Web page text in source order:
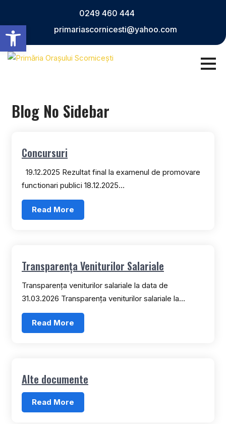
content
0249 460 444
primariascornicesti@yahoo.com
Blog No Sidebar
Concursuri
19.12.2025 Rezultat final la examenul de promovare
functionari publici 18.12.2025…
Read More
Transparența Veniturilor Salariale
Transparența veniturilor salariale la data de
31.03.2026 Transparența veniturilor salariale la…
Read More
Alte documente
Read More
Deschide bara de unelte